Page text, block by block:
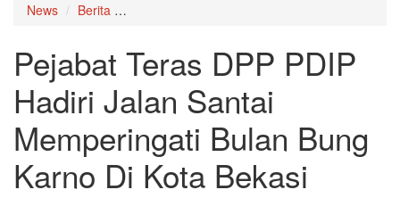
News Berita
Pejabat Teras DPP PDIP
Hadiri Jalan Santai
Memperingati Bulan Bung
Karno Di Kota Bekasi